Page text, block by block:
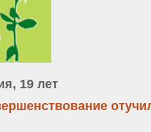
19 лет